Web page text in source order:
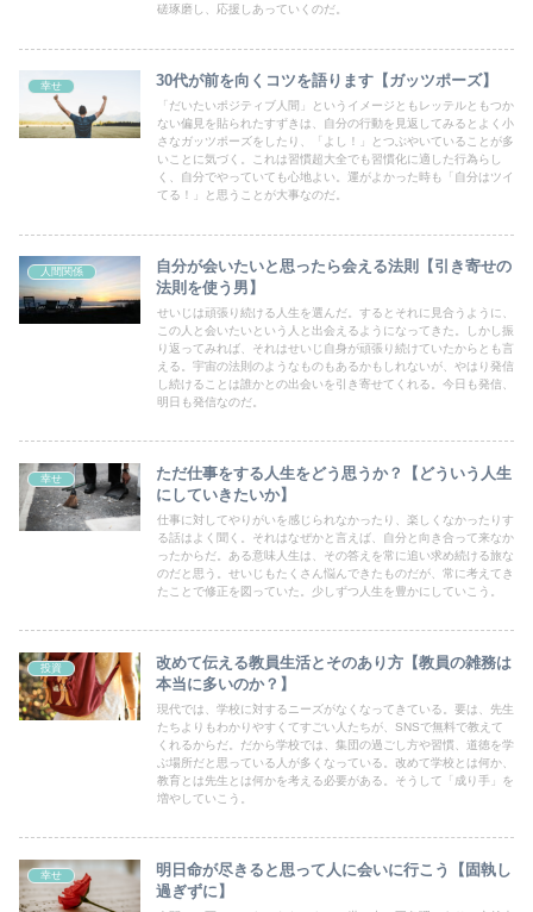
磋琢磨し、応援しあっていくのだ。
幸せ 30代が前を向くコツを語ります【ガッツポーズ】
「だいたいポジティブ人間」というイメージともレッテルともつか
ない偏見を貼られたすずきは、自分の行動を見返してみるとよく小
さなガッツポーズをしたり、「よし！」とつぶやいていることが多
いことに気づく。これは習慣超大全でも習慣化に適した行為らし
く、自分でやっていても心地よい。運がよかった時も「自分はツイ
てる！」と思うことが大事なのだ。
人間関係
自分が会いたいと思ったら会える法則【引き寄せの
法則を使う男】
せいじは頑張り続ける人生を選んだ。するとそれに見合うように、
この人と会いたいという人と出会えるようになってきた。しかし振
り返ってみれば、それはせいじ自身が頑張り続けていたからとも言
える。宇宙の法則のようなものもあるかもしれないが、やはり発信
し続けることは誰かとの出会いを引き寄せてくれる。今日も発信、
明日も発信なのだ。
幸せ
ただ仕事をする人生をどう思うか？【どういう人生
にしていきたいか】
仕事に対してやりがいを感じられなかったり、楽しくなかったりす
る話はよく聞く。それはなぜかと言えば、自分と向き合って来なか
ったからだ。ある意味人生は、その答えを常に追い求め続ける旅な
のだと思う。せいじもたくさん悩んできたものだが、常に考えてき
たことで修正を図っていた。少しずつ人生を豊かにしていこう。
投資
改めて伝える教員生活とそのあり方【教員の雑務は
本当に多いのか？】
現代では、学校に対するニーズがなくなってきている。要は、先生
たちよりもわかりやすくてすごい人たちが、SNSで無料で教えて
くれるからだ。だから学校では、集団の過ごし方や習慣、道徳を学
ぶ場所だと思っている人が多くなっている。改めて学校とは何か、
教育とは先生とは何かを考える必要がある。そうして「成り手」を
増やしていこう。
幸せ
明日命が尽きると思って人に会いに行こう【固執し
過ぎずに】